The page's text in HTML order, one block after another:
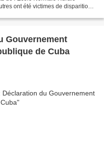
ont été victimes de disparition
Gouvernement
de Cuba